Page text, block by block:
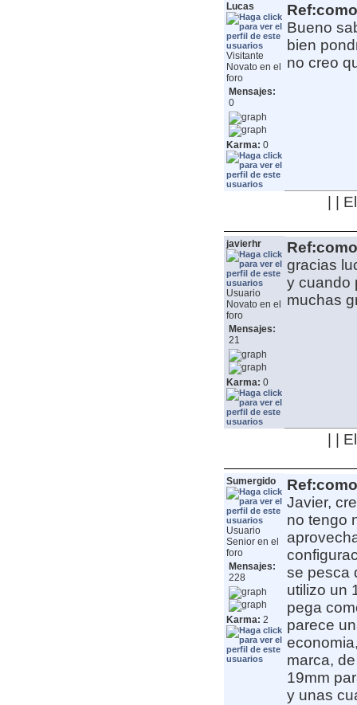
Lucas
Visitante
Novato en el
foro
Mensajes:
0
Karma: 0
Bueno
bien
no creo
| |
javierhr
Usuario
Novato en el
foro
Mensajes:
21
Karma: 0
gracias
y cuando
muchas
| |
Sumergido
Usuario
Senior en el
foro
Mensajes:
228
Karma: 2
Javier,
no tengo
se pesca
utilizo un
pega
parece
marca,
19mm
y unas